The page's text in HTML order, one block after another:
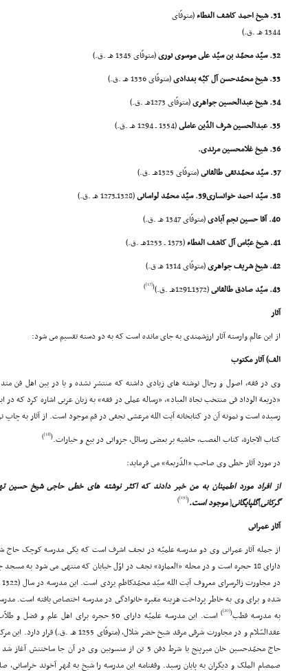
31. شیخ احمد کاشف الغطاء
(متوفّاى
1344 هـ .ق.)
32. سیّد محمّد بن سیّد على موسوى نورى
(متوفّاى 1345 هـ .ق.)
33. شیخ محمّدحسن آل کبّه بغدادى
(متوفّاى 1336 هـ .ق.)
34. شیخ عبدالحسین جواهرى
(متوفّاى 1273هـ .ق.)
35. عبدالحسین شرف الدّین عاملى
(1354 ـ 1294 هـ .ق.)
36. شیخ غلامحسین مرندى.
37. سیّد محمّدتقى طالقانى
(متوفّاى 1325هـ .ق.)
38. سیّد احمد خوانسارى39. سیّد محمّد لواسانى
(1328ـ1273 هـ .ق.)
40. آقا حسین نجم آبادى
(متوفّاى 1347 هـ .ق.)
41. شیخ عبّاس آل کاشف الغطاء
(1373 ـ 1253هـ .ق.)
42. شیخ شریف جواهرى
(متوفّاى 1314 هـ ق.)
43. سیّد صادق طالقانى
(1372ـ1291هـ .ق.) (
[17]
)
آثار
از این عالم وارسته آثار ارزشمندى به جاى مانده است که به دو دسته تقسیم مى شود:
الف) آثار مکتوب
وى در فقه، اصول و رجال نوشته هاى زیادى داشته که منتشر نشده و یا در بین اهل فن
«ذریعة الوداد فى منتخب نجاة العباد»، «رساله عملى در فقه» به زبان عربى اشاره کرد که در
رسیده است و نمونه آن در کتابخانه آیت الله مرعشى نجفى در قم موجود است. از آثار به چاپ
کتاب الاجارة، کتاب الغصب، حاشیه بر بعضى رسائل، جزواتى در بیع و خیارات.(
[18]
)
در مورد آثار خطى وى صاحب «الذّریعة» مى فرماید:
از افراد مورد اطمینان به من خبر دادند که اکثر نوشته هاى خطى حاجى شیخ حسین
گرکانى]گلپایگانى[موجود است.(
[19]
)
آثار عمرانى
از جمله آثار عمرانى وى دو مدرسه علمیّه در نجف اشرف است که یکى مدرسه کوچک حاج
داراى 18 حجره است و در محله «العمارة» نجف در اوّل خیابان که منتهى مى شود به
شده و براى وى به خاطر پرداخت هزینه مقبره خانوادگى در مدرسه اختصاص یافته است.
به مدرسه قطب(
[20]
) است. این مدرسه علمیّه داراى 50 حجره براى
حاج محمّدحسین خان میرپنج با شرط دفن 5 تن از منسوبین وى در
صمصام الملک و دیگران به پایان رسید. وقفنامه این مدرسه را شیخ به مُهر آخوند